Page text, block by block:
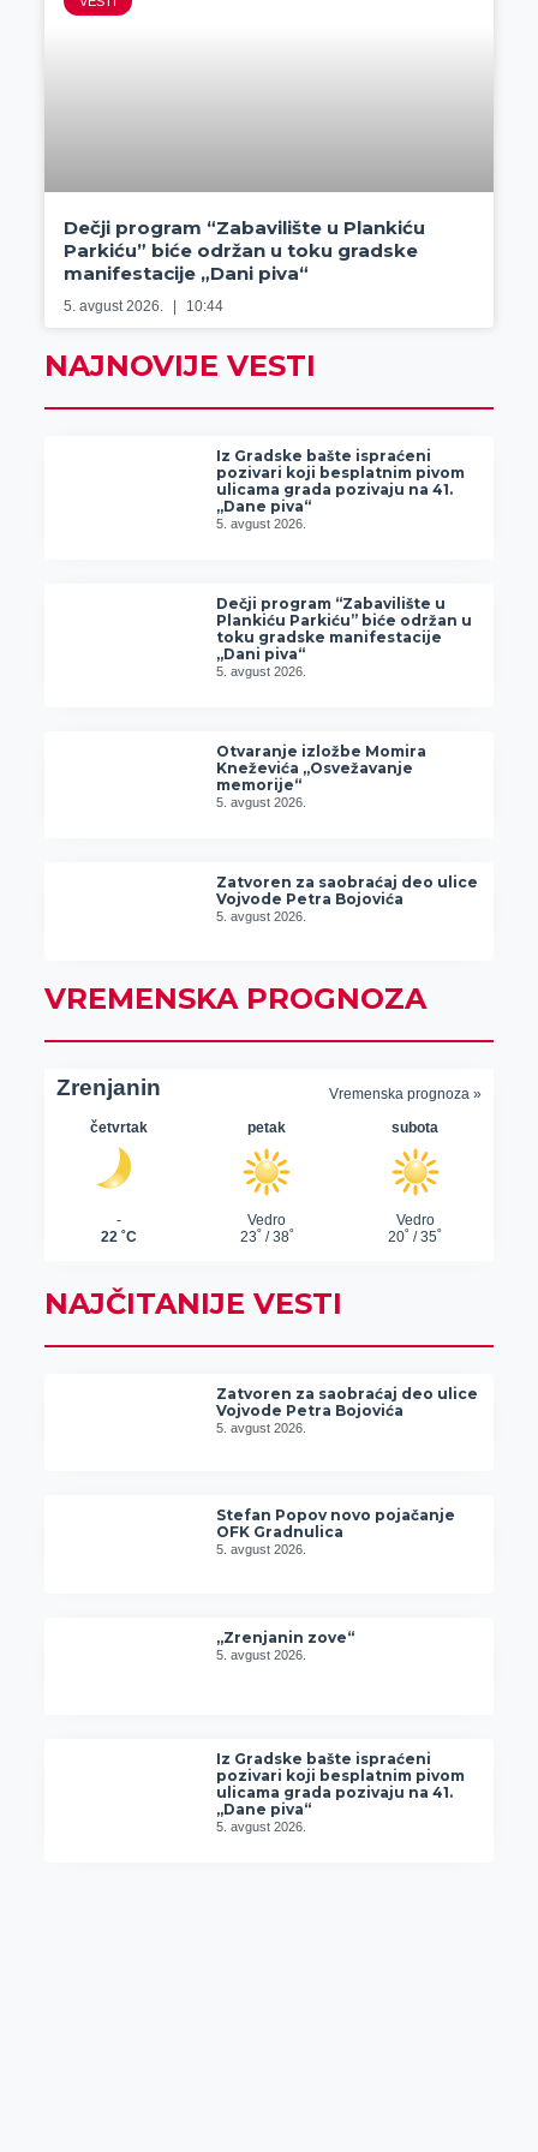
Dečji program “Zabavilište u Plankiću
Parkiću” biće održan u toku gradske
manifestacije „Dani piva“
5. avgust 2026. 10:44
NAJNOVIJE VESTI
Iz Gradske bašte ispraćeni
pozivari koji besplatnim pivom
ulicama grada pozivaju na 41.
„Dane piva“
5. avgust 2026.
Dečji program “Zabavilište u
Plankiću Parkiću” biće održan u
toku gradske manifestacije
„Dani piva“
5. avgust 2026.
Otvaranje izložbe Momira
Kneževića „Osvežavanje
memorije“
5. avgust 2026.
Zatvoren za saobraćaj deo ulice
Vojvode Petra Bojovića
5. avgust 2026.
VREMENSKA PROGNOZA
NAJČITANIJE VESTI
Zatvoren za saobraćaj deo ulice
Vojvode Petra Bojovića
5. avgust 2026.
Stefan Popov novo pojačanje
OFK Gradnulica
5. avgust 2026.
„Zrenjanin zove“
5. avgust 2026.
Iz Gradske bašte ispraćeni
pozivari koji besplatnim pivom
ulicama grada pozivaju na 41.
„Dane piva“
5. avgust 2026.